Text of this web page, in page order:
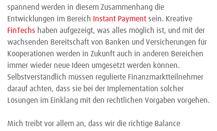
spannend werden in diesem Zusammenhang die
Entwicklungen im Bereich
Instant Payment sein. Kreative
FinTechs haben aufgezeigt, was alles möglich ist, und mit der
wachsenden Bereitschaft von Banken und Versicherungen für
Kooperationen werden in Zukunft auch in anderen Bereichen
immer wieder neue Ideen umgesetzt werden können.
Selbstverständlich müssen regulierte Finanzmarktteilnehmer
darauf achten, dass sie bei der Implementation solcher
Lösungen im Einklang mit den rechtlichen Vorgaben vorgehen.
Mich treibt vor allem an, dass wir die richtige Balance